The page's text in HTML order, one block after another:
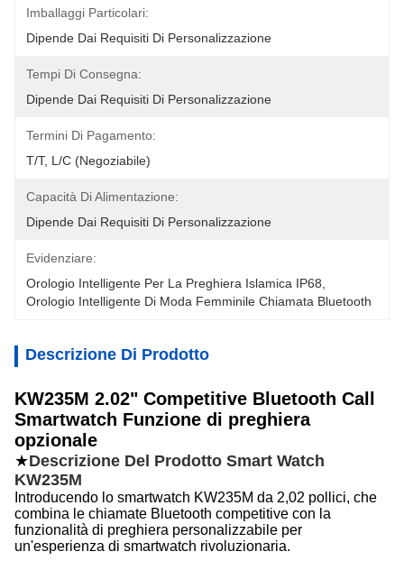
Imballaggi Particolari:
Dipende Dai Requisiti Di Personalizzazione
Tempi Di Consegna:
Dipende Dai Requisiti Di Personalizzazione
Termini Di Pagamento:
T/T, L/C (negoziabile)
Capacità Di Alimentazione:
Dipende Dai Requisiti Di Personalizzazione
Evidenziare:
Orologio Intelligente Per La Preghiera Islamica IP68
Orologio Intelligente Di Moda Femminile Chiamata Bluetooth
Descrizione Di Prodotto
KW235M 2.02" Competitive Bluetooth Call
Smartwatch Funzione di preghiera
opzionale
★Descrizione Del Prodotto Smart Watch
KW235M
Introducendo lo smartwatch KW235M da 2,02 pollici, che
combina le chiamate Bluetooth competitive con la
funzionalità di preghiera personalizzabile per
un'esperienza di smartwatch rivoluzionaria.